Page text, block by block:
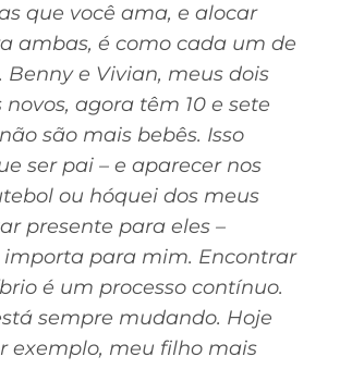
que você ama, e alocar
ambas, é como cada um de
Benny e Vivian, meus dois
agora têm 10 e sete
são mais bebês. Isso
ser pai – e aparecer nos
ou hóquei dos meus
presente para eles –
para mim. Encontrar
é um processo contínuo.
sempre mudando. Hoje
exemplo, meu filho mais